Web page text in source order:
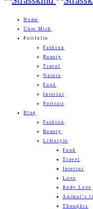
Home
Über Mich
Portfolio
Fashion
Beauty
Travel
Nature
Food
Interior
Portrait
Blog
Fashion
Beauty
Lifestyle
Food
Travel
Interior
Love
Body Love
Animal’s
Thoughts